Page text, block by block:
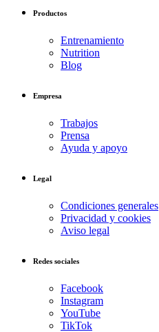
Productos
Entrenamiento
Nutrition
Blog
Empresa
Trabajos
Prensa
Ayuda y apoyo
Legal
Condiciones generales
Privacidad y cookies
Aviso legal
Redes sociales
Facebook
Instagram
YouTube
TikTok